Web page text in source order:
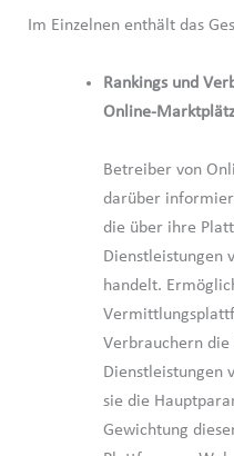
Im Einzelnen enthält das
Rankings und
Online-
Betreiber von
darüber
die über ihre
Dienstleistungen
handelt.
Verbrauchern die
Dienstleistungen
sie die
Gewichtung